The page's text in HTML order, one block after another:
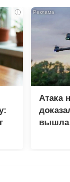
i
Атака
вышла